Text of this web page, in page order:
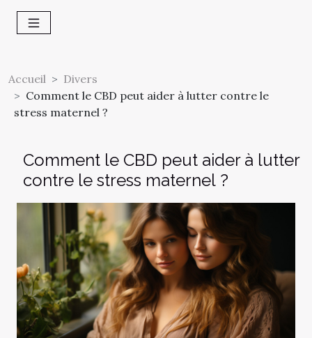
Accueil
Divers
Comment le CBD peut aider à lutter contre le
stress maternel ?
Comment le CBD peut aider à lutter
contre le stress maternel ?